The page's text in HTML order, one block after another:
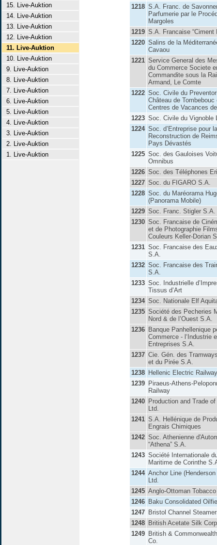
15. Live-Auktion
14. Live-Auktion
13. Live-Auktion
12. Live-Auktion
11. Live-Auktion
10. Live-Auktion
9. Live-Auktion
8. Live-Auktion
7. Live-Auktion
6. Live-Auktion
5. Live-Auktion
4. Live-Auktion
3. Live-Auktion
2. Live-Auktion
1. Live-Auktion
1218 S.A. Franc. de
Parfumerie par le
Margoles
1219 S.A. Francaise “Ciment
1220 Salins de la
Cavaou
1221 Service General des
du Commerce Societe
Commandite sous la
Armand, Le Comte
1222 Soc. Civile du
Château de Tombebouc
Centres de Vacances
1223 Soc. Civile du Vignoble
1224 Soc. d’Entreprise pour la
Reconstruction de
Pays Dévastés
1225 Soc. des Gauloises
Omnibus
1226 Soc. des Téléphones
1227 Soc. du FIGARO S.A.
1228 Soc. du Maréorama
(Panorama Mobile)
1229 Soc. Franc. Stigler S.A.
1230 Soc. Francaise de
et de Photographie
Couleurs Keller-Dorian
1231 Soc. Francaise des
S.A.
1232 Soc. Francaise des
S.A.
1233 Soc. Industrielle
Tissus d’Art
1234 Soc. Nationale Elf
1235 Société des Pecheries
Nord & de l’Ouest S.A.
1236 Banque Panhellenique
Commerce - l‘Industrie
Entreprises S.A.
1237 Cie. Gén. des
et du Pirée S.A.
1238 Hellenic Electric
1239 Piraeus-Athens-
Railway
1240 Production and Trade
Ltd.
1241 S.A. Hellénique de
Engrais Chimiques
1242 Soc. Athenienne
“Athena” S.A.
1243 Société Internationale
Maritime de Corinthe
1244 Anchor Line
Ltd.
1245 Anglo-Ottoman
1246 Baku Consolidated
1247 Bristol Channel
1248 British Acetate Silk
1249 British &
Co.